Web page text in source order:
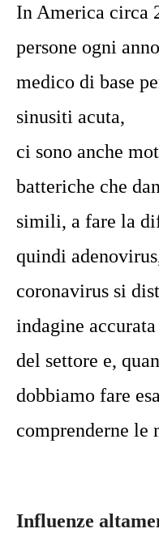
In America circa
persone ogni
medico di base
sinusiti acuta,
ci sono anche
batteriche che
simili, a fare la
quindi
coronavirus si
indagine
del settore e,
dobbiamo fare
comprenderne le
Influenze